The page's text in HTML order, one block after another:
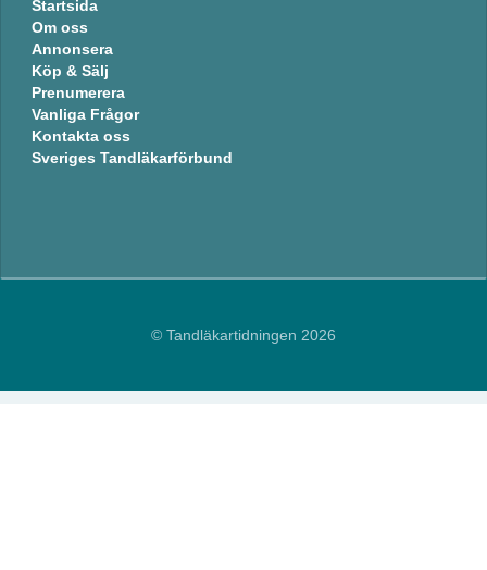
Startsida
Om oss
Annonsera
Köp & Sälj
Prenumerera
Vanliga Frågor
Kontakta oss
Sveriges Tandläkarförbund
© Tandläkartidningen 2026